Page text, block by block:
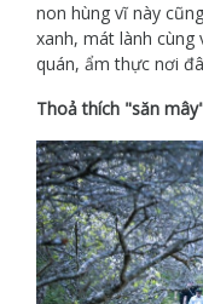
non hùng vĩ này
xanh, mát lành
quán, ẩm thực nơi
Thoả thích "săn